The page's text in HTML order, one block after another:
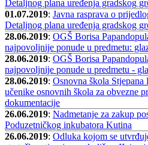
Detaljnog plana uređenja gradskog
01.07.2019: Javna rasprava o
Detaljnog plana uređenja gradskog
28.06.2019: OGŠ Borisa
najpovoljnije ponude u predmetu:
28.06.2019: OGŠ Borisa
najpovoljnije ponude u predmetu -
28.06.2019: Osnovna škola
učenike osnovnih škola za obvezne
dokumentacije
26.06.2019: Nadmetanje za zakup
Poduzetničkog inkubatora Kutina
26.06.2019: Odluka kojom se